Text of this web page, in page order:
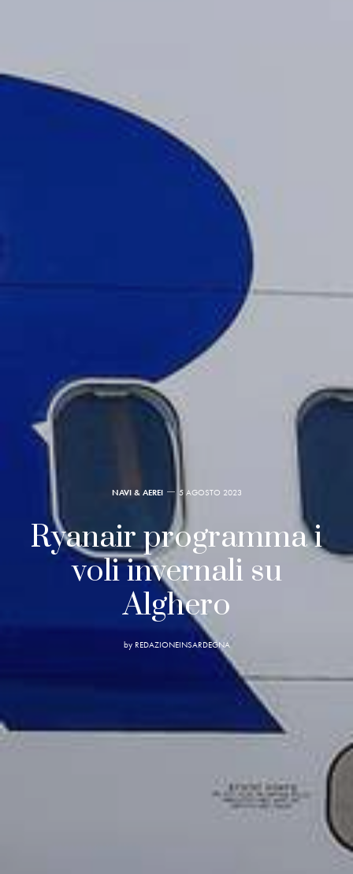
NAVI & AEREI 5 AGOSTO 2023
Ryanair programma i
voli invernali su
Alghero
by REDAZIONEINSARDEGNA